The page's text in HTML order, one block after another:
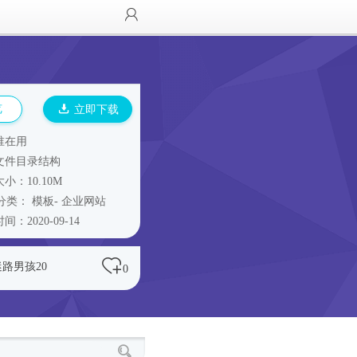
立即下载
在用
件目录结构
小：10.10M
类： 模板- 企业网站
间：2020-09-14
路男孩20 0